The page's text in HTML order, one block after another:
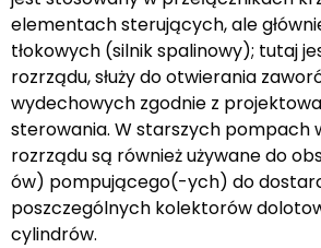
elementach sterujących, ale
tłokowych (silnik spalinowy); tutaj
rozrządu, służy do otwierania
wydechowych zgodnie z
sterowania. W starszych pompach
rozrządu są również używane do
ów) pompującego(-ych) do
poszczególnych kolektorów
cylindrów.